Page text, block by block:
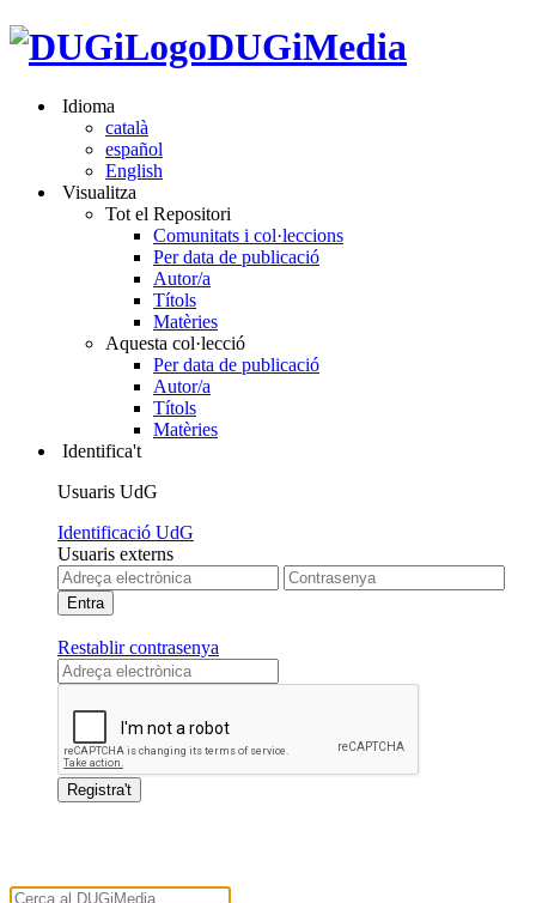
DUGiMedia
Idioma
català
español
English
Visualitza
Tot el Repositori
Comunitats i col·leccions
Per data de publicació
Autor/a
Títols
Matèries
Aquesta col·lecció
Per data de publicació
Autor/a
Títols
Matèries
Identifica't
Usuaris UdG
Identificació UdG
Usuaris externs
Restablir contrasenya